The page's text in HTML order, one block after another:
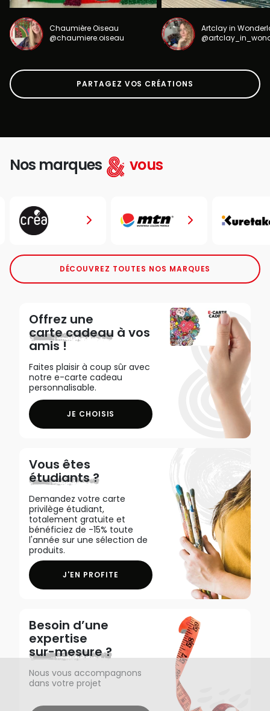
Chaumière Oiseau
@chaumiere.oiseau
Artclay in
PARTAGEZ VOS CRÉATIONS
Nos marques vous
DÉCOUVREZ TOUTES NOS MARQUES
Offrez une
carte cadeau à vos
amis !
Faites plaisir à coup sûr avec
notre e-carte cadeau
personnalisable.
JE CHOISIS
Vous êtes
étudiants ?
Demandez votre carte
privilège étudiant,
totalement gratuite et
bénéficiez de -15% toute
l'année sur une sélection de
produits.
J'EN PROFITE
Besoin d’une
expertise
sur-mesure ?
Nous vous accompagnons
dans votre projet